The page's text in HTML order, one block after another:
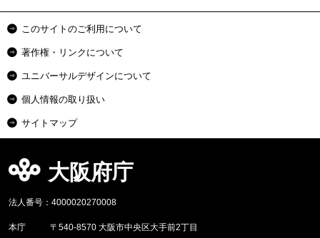
このサイトのご利用について
著作権・リンクについて
ユニバーサルデザインについて
個人情報の取り扱い
サイトマップ
大阪府庁
法人番号：4000020270008
本庁
〒540-8570 大阪市中央区大手前2丁目